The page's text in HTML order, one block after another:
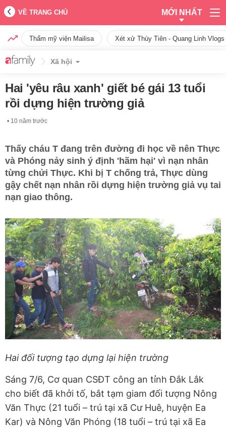
VỀ TRANG CHỦ MỚI NHẤT
Thẩm mỹ viện Mailisa Xét xử Thùy Tiên - Quang Linh
Xã hội
Hai 'yêu râu xanh' giết bé gái 13 tuổi
rồi dựng hiện trường giả
10 năm trước
Thấy cháu T đang trên đường đi học về nên Thực
và Phóng nảy sinh ý định 'hãm hại' vì nạn nhân
từng chửi Thực. Khi bị T chống trả, Thực dùng
gậy chết nạn nhân rồi dựng hiện trường giả vụ tai
nạn giao thông.
Hai đối tượng tạo dựng lại hiện trường
Sáng 7/6, Cơ quan CSĐT công an tỉnh Đắk Lắk
cho biết đã khởi tố, bắt tạm giam đối tượng Nông
Văn Thực (21 tuổi – trú tại xã Cư Huê, huyện Ea
Kar) và Nông Văn Phóng (18 tuổi – trú tại xã Ea